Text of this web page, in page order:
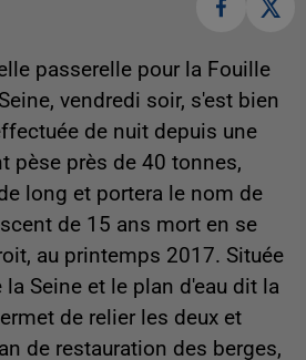
passerelle pour la Fouille
vendredi soir, s'est bien
de nuit depuis une
pèse près de 40 tonnes,
long et portera le nom de
de 15 ans mort en se
au printemps 2017. Située
Seine et le plan d'eau dit la
de relier les deux et
de restauration des berges,